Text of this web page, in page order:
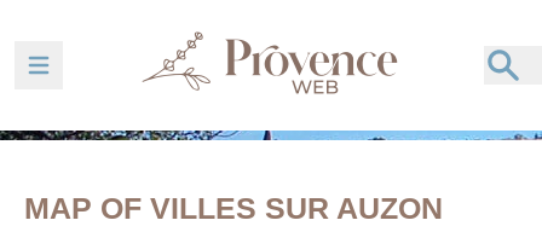
Ouvrir la barre de navigation
MAP OF VILLES SUR AUZON